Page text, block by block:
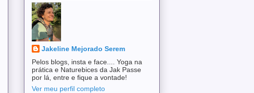
Jakeline Mejorado Serem
Pelos blogs, insta e face.... Yoga na
prática e Naturebices da Jak Passe
por lá, entre e fique a vontade!
Ver meu perfil completo